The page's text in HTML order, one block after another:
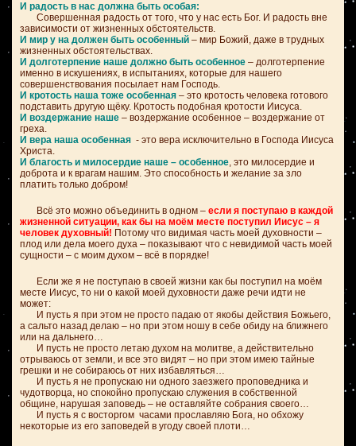
И радость в нас должна быть особая:
Совершенная радость от того, что у нас есть Бог. И радость вне
зависимости от жизненных обстоятельств.
И мир у на должен быть особенный – мир Божий, даже в трудных
жизненных обстоятельствах.
И долготерпение наше должно быть особенное – долготерпение
именно в искушениях, в испытаниях, которые для нашего
совершенствования посылает нам Господь.
И кротость наша тоже особенная – это кротость человека готового
подставить другую щёку. Кротость подобная кротости Иисуса.
И воздержание наше – воздержание особенное – воздержание от
греха.
И вера наша особенная - это вера исключительно в Господа Иисуса
Христа.
И благость и милосердие наше – особенное, это милосердие и
доброта и к врагам нашим. Это способность и желание за зло
платить только добром!
Всё это можно объединить в одном – если я поступаю в каждой
жизненной ситуации, как бы на моём месте поступил Иисус – я
человек духовный! Потому что видимая часть моей духовности –
плод или дела моего духа – показывают что с невидимой часть моей
сущности – с моим духом – всё в порядке!
Если же я не поступаю в своей жизни как бы поступил на моём
месте Иисус, то ни о какой моей духовности даже речи идти не
может:
И пусть я при этом не просто падаю от якобы действия Божьего,
а сальто назад делаю – но при этом ношу в себе обиду на ближнего
или на дальнего…
И пусть не просто летаю духом на молитве, а действительно
отрываюсь от земли, и все это видят – но при этом имею тайные
грешки и не собираюсь от них избавляться…
И пусть я не пропускаю ни одного заезжего проповедника и
чудотворца, но спокойно пропускаю служения в собственной
общине, нарушая заповедь – не оставляйте собрания своего…
И пусть я с восторгом часами прославляю Бога, но обхожу
некоторые из его заповедей в угоду своей плоти…